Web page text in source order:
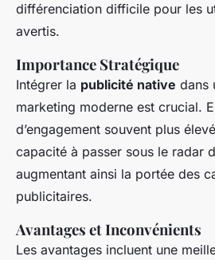
différenciation difficile pour les
avertis.
Importance Stratégique
Intégrer la publicité native dans
marketing moderne est crucial.
d’engagement souvent plus
capacité à passer sous le radar
augmentant ainsi la portée des
publicitaires.
Avantages et Inconvénients
Les avantages incluent une